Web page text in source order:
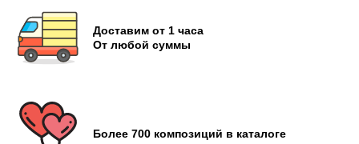
Доставим от 1 часа
От любой суммы
Более 700 композиций в каталоге